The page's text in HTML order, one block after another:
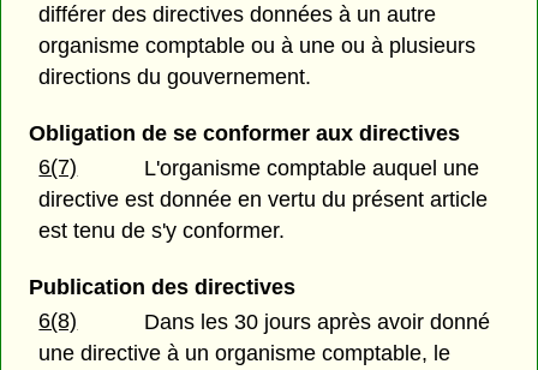
différer des directives données à un autre
organisme comptable ou à une ou à plusieurs
directions du gouvernement.
Obligation de se conformer aux directives
6(7)
L'organisme comptable auquel une
directive est donnée en vertu du présent article
est tenu de s'y conformer.
Publication des directives
6(8)
Dans les 30 jours après avoir donné
une directive à un organisme comptable, le